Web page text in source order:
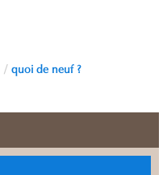
quoi de neuf ?